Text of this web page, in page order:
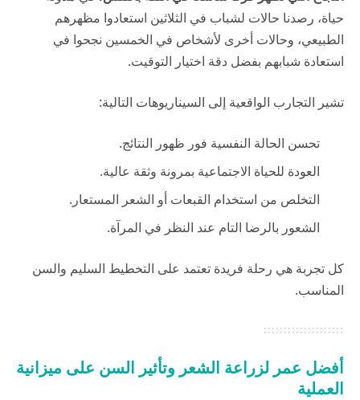
حياة، رصدنا حالات لشباب في الثلاثين استعادوا مظهرهم
الطبيعي، وحالات أخرى لأشخاص في الخمسين نجحوا في
استعادة شبابهم بفضل دقة اختيار التوقيت.
تشير التجارب الواقعية إلى السيناريوهات التالية:
تحسن الحالة النفسية فور ظهور النتائج.
العودة للحياة الاجتماعية بمرونة وثقة عالية.
التخلص من استخدام القبعات أو الشعر المستعار.
الشعور بالرضا التام عند النظر في المرآة.
كل تجربة هي رحلة فريدة تعتمد على التخطيط السليم والسن
المناسب.
أفضل عمر لزراعة الشعر وتأثير السن على ميزانية
العملية